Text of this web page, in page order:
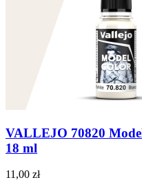
VALLEJO 70820
18 ml
11,00 zł